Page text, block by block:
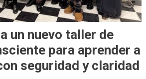
un nuevo taller de
para aprender a
seguridad y claridad